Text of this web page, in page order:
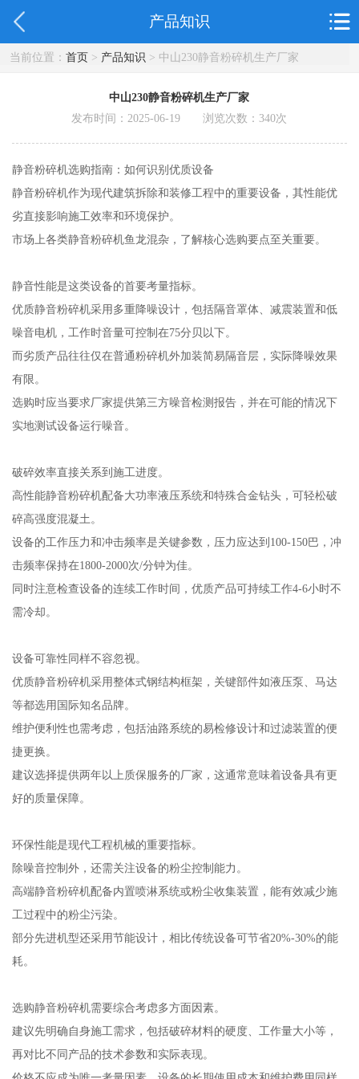
产品知识
当前位置： 首页> 产品知识 > 中山230静音粉碎机生产厂家
中山230静音粉碎机生产厂家
发布时间：2025-06-19 浏览次数：340次
静音粉碎机选购指南：如何识别优质设备
静音粉碎机作为现代建筑拆除和装修工程中的重要设备，其性能优
劣直接影响施工效率和环境保护。
市场上各类静音粉碎机鱼龙混杂，了解核心选购要点至关重要。
静音性能是这类设备的首要考量指标。
优质静音粉碎机采用多重降噪设计，包括隔音罩体、减震装置和低
噪音电机，工作时音量可控制在75分贝以下。
而劣质产品往往仅在普通粉碎机外加装简易隔音层，实际降噪效果
有限。
选购时应当要求厂家提供第三方噪音检测报告，并在可能的情况下
实地测试设备运行噪音。
破碎效率直接关系到施工进度。
高性能静音粉碎机配备大功率液压系统和特殊合金钻头，可轻松破
碎高强度混凝土。
设备的工作压力和冲击频率是关键参数，压力应达到100-150巴，冲
击频率保持在1800-2000次/分钟为佳。
同时注意检查设备的连续工作时间，优质产品可持续工作4-6小时不
需冷却。
设备可靠性同样不容忽视。
优质静音粉碎机采用整体式钢结构框架，关键部件如液压泵、马达
等都选用国际知名品牌。
维护便利性也需考虑，包括油路系统的易检修设计和过滤装置的便
捷更换。
建议选择提供两年以上质保服务的厂家，这通常意味着设备具有更
好的质量保障。
环保性能是现代工程机械的重要指标。
除噪音控制外，还需关注设备的粉尘控制能力。
高端静音粉碎机配备内置喷淋系统或粉尘收集装置，能有效减少施
工过程中的粉尘污染。
部分先进机型还采用节能设计，相比传统设备可节省20%-30%的能
耗。
选购静音粉碎机需要综合考虑多方面因素。
建议先明确自身施工需求，包括破碎材料的硬度、工作量大小等，
再对比不同产品的技术参数和实际表现。